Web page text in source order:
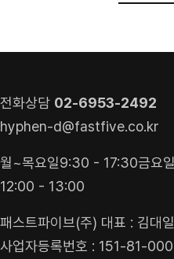
전화상담 02-6953-2492
hyphen-d@fastfive.co.kr
월~목요일9:30 - 17:30금요일
12:00 - 13:00
패스트파이브(주) 대표 : 김대일
사업자등록번호 : 151-81-